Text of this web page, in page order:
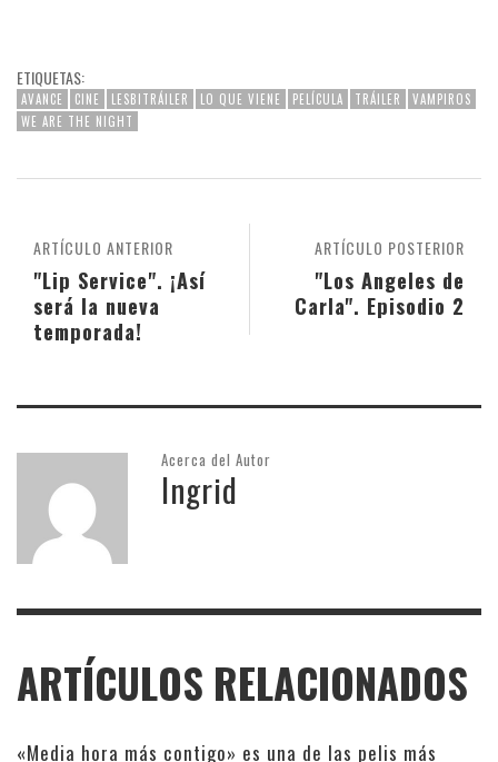
ETIQUETAS:
AVANCE CINE LESBITRÁILER LO QUE VIENE PELÍCULA TRÁILER
VAMPIROS
WE ARE THE NIGHT
ARTÍCULO POSTERIOR
"Los Angeles de
Carla". Episodio 2
ARTÍCULO ANTERIOR
"Lip Service". ¡Así
será la nueva
temporada!
Acerca del Autor
Ingrid
ARTÍCULOS RELACIONADOS
«Media hora más contigo» es una de las pelis más